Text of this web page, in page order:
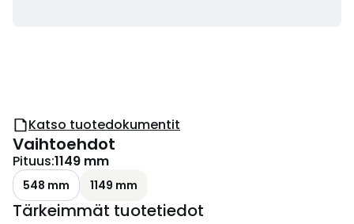
Katso tuotedokumentit
Vaihtoehdot
Pituus:1149 mm
548 mm 1149 mm
Tärkeimmät tuotetiedot